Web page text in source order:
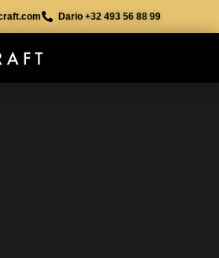
Dario +32 493 56 88 99